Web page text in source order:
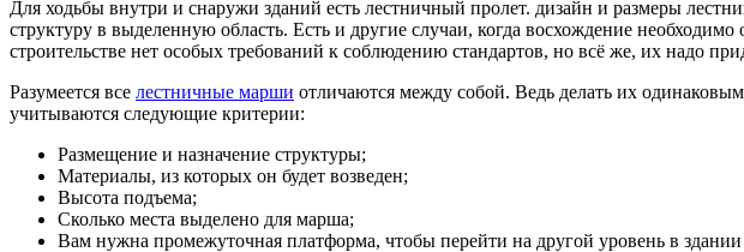
Для ходьбы внутри и снаружи зданий есть лестничный пролет. дизайн и размеры
структуру в выделенную область. Есть и другие случаи, когда восхождение
строительстве нет особых требований к соблюдению стандартов, но всё же, их надо
Разумеется все лестничные марши отличаются между собой. Ведь делать их
учитываются следующие критерии:
Размещение и назначение структуры;
Материалы, из которых он будет возведен;
Высота подъема;
Сколько места выделено для марша;
Вам нужна промежуточная платформа, чтобы перейти на другой уровень в